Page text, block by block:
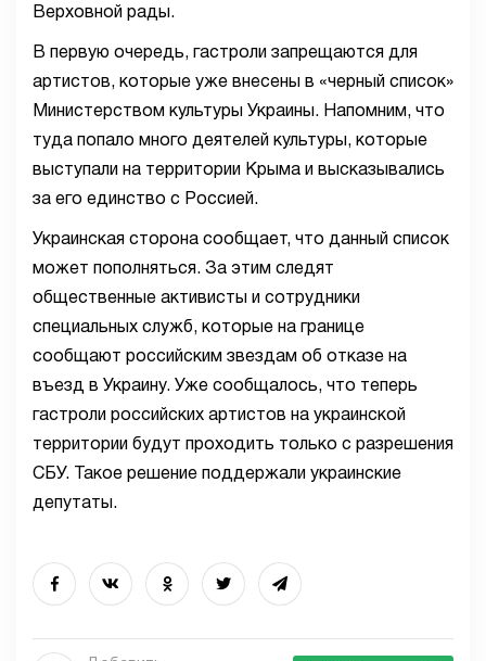
Верховной рады.
В первую очередь, гастроли запрещаются для
артистов, которые уже внесены в «черный список»
Министерством культуры Украины. Напомним, что
туда попало много деятелей культуры, которые
выступали на территории Крыма и высказывались
за его единство с Россией.
Украинская сторона сообщает, что данный список
может пополняться. За этим следят
общественные активисты и сотрудники
специальных служб, которые на границе
сообщают российским звездам об отказе на
въезд в Украину. Уже сообщалось, что теперь
гастроли российских артистов на украинской
территории будут проходить только с разрешения
СБУ. Такое решение поддержали украинские
депутаты.